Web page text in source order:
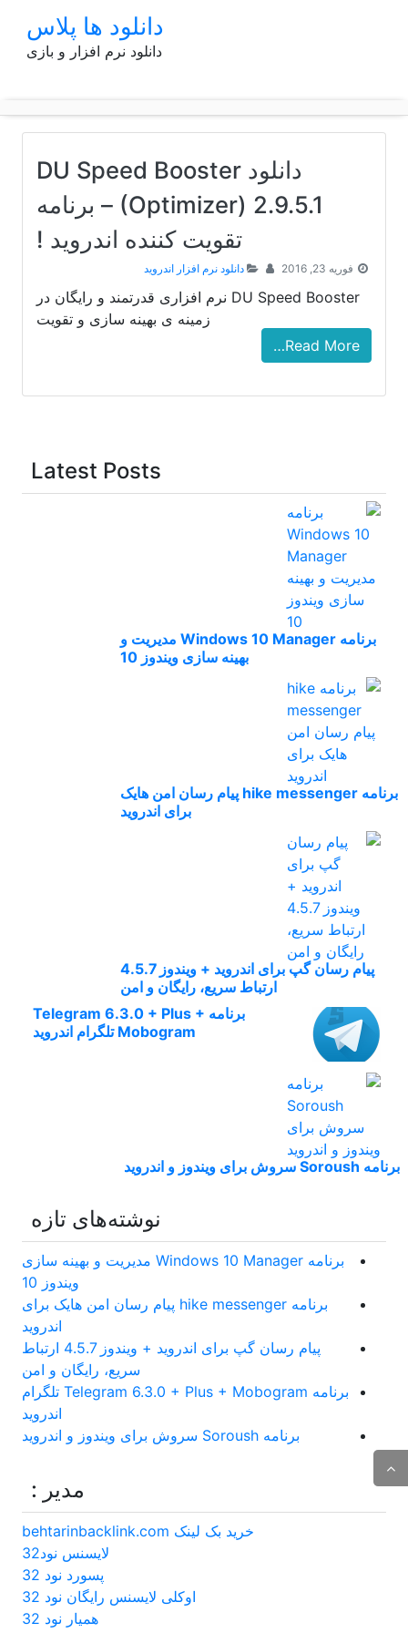
دانلود ها پلاس
دانلود نرم افزار و بازی
دانلود DU Speed Booster
(Optimizer) 2.9.5.1 – برنامه
تقویت کننده اندروید !
فوریه 23, 2016 دانلود نرم افزار اندروید
DU Speed Booster نرم افزاری قدرتمند و رایگان در
زمینه ی بهینه سازی و تقویت
Read More…
Latest Posts
برنامه Windows 10 Manager مدیریت و
بهینه سازی ویندوز 10
برنامه hike messenger پیام‌ رسان‌ امن هایک
برای اندروید
پیام رسان گپ برای اندروید + ویندوز 4.5.7
ارتباط سریع، رایگان و امن
برنامه Telegram 6.3.0 + Plus +
Mobogram تلگرام اندروید
برنامه Soroush سروش برای ویندوز و اندروید
نوشته‌های تازه
برنامه Windows 10 Manager مدیریت و بهینه سازی
ویندوز 10
برنامه hike messenger پیام‌ رسان‌ امن هایک برای
اندروید
پیام رسان گپ برای اندروید + ویندوز 4.5.7 ارتباط
سریع، رایگان و امن
برنامه Telegram 6.3.0 + Plus + Mobogram تلگرام
اندروید
برنامه Soroush سروش برای ویندوز و اندروید
مدیر :
خرید بک لینک behtarinbacklink.com
لایسنس نود32
پسورد نود 32
اوکلی لایسنس رایگان نود 32
همیار نود 32